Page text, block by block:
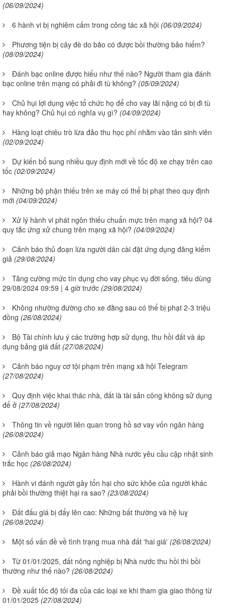
(06/09/2024)
6 hành vi bị nghiêm cấm trong công tác xã hội (06/09/2024)
Phương tiện bị cây đè do bão có được bồi thường bảo hiểm?
(08/09/2024)
Đánh bạc online được hiểu như thế nào? Người tham gia đánh
bạc online trên mạng có phải đi tù không? (05/09/2024)
Chủ hụi lợi dụng việc tổ chức họ để cho vay lãi nặng có bị đi tù
hay không? Chủ hụi có nghĩa vụ gì? (04/09/2024)
Hàng loạt chiêu trò lừa đảo thu học phí nhằm vào tân sinh viên
(02/09/2024)
Dự kiến bổ sung nhiều quy định mới về tốc độ xe chạy trên cao
tốc (02/09/2024)
Những bộ phận thiếu trên xe máy có thể bị phạt theo quy định
mới (04/09/2024)
Xử lý hành vi phát ngôn thiếu chuẩn mực trên mạng xã hội? 04
quy tắc ứng xử chung trên mạng xã hội? (04/09/2024)
Cảnh báo thủ đoạn lừa người dân cài đặt ứng dụng đăng kiểm
giả (29/08/2024)
Tăng cường mức tín dụng cho vay phục vụ đời sống, tiêu dùng
29/08/2024 09:59 | 4 giờ trước (29/08/2024)
Không nhường đường cho xe đằng sau có thể bị phạt 2-3 triệu
đồng (26/08/2024)
Bộ Tài chính lưu ý các trường hợp sử dụng, thu hồi đất và áp
dụng bảng giá đất (27/08/2024)
Cảnh báo nguy cơ tội phạm trên mạng xã hội Telegram
(27/08/2024)
Quy định việc khai thác nhà, đất là tài sản công không sử dụng
để ở (27/08/2024)
Thông tin về người liên quan trong hồ sơ vay vốn ngân hàng
(26/08/2024)
Cảnh báo giả mạo Ngân hàng Nhà nước yêu cầu cập nhật sinh
trắc học (26/08/2024)
Hành vi đánh người gây tổn hại cho sức khỏe của người khác
phải bồi thường thiệt hại ra sao? (23/08/2024)
Đất đấu giá bị đẩy lên cao: Những bất thường và hệ luỵ
(26/08/2024)
Một số vấn đề về tình trạng mua nhà đất 'hai giá' (26/08/2024)
Từ 01/01/2025, đất nông nghiệp bị Nhà nước thu hồi thì bồi
thường như thế nào? (26/08/2024)
Đề xuất tốc độ tối đa của các loại xe khi tham gia giao thông từ
01/01/2025 (27/08/2024)